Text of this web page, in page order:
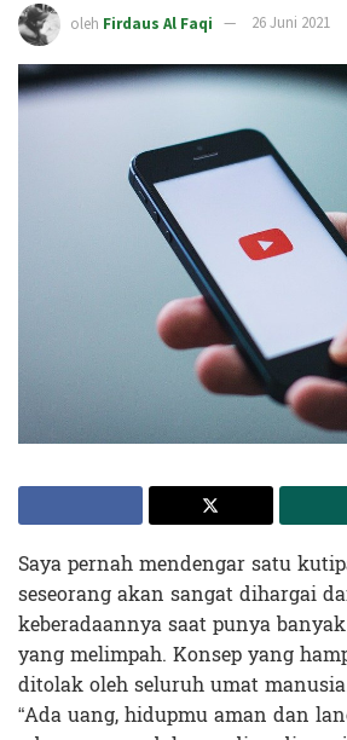
oleh Firdaus Al Faqi 26 Juni 2021
Saya pernah mendengar satu
seseorang akan sangat dihargai
keberadaannya saat punya
yang melimpah. Konsep yang
ditolak oleh seluruh umat
“Ada uang, hidupmu aman dan